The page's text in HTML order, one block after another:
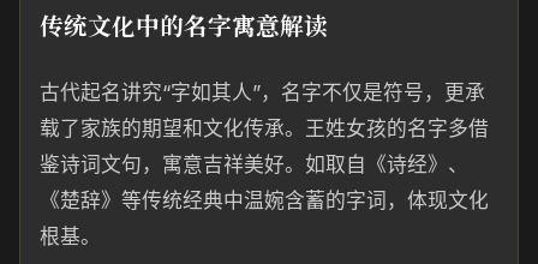
传统文化中的名字寓意解读
古代起名讲究“字如其人”，名字不仅是符号，更承
载了家族的期望和文化传承。王姓女孩的名字多借
鉴诗词文句，寓意吉祥美好。如取自《诗经》、
《楚辞》等传统经典中温婉含蓄的字词，体现文化
根基。